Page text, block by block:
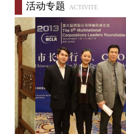
活动专题 ACTIVITE